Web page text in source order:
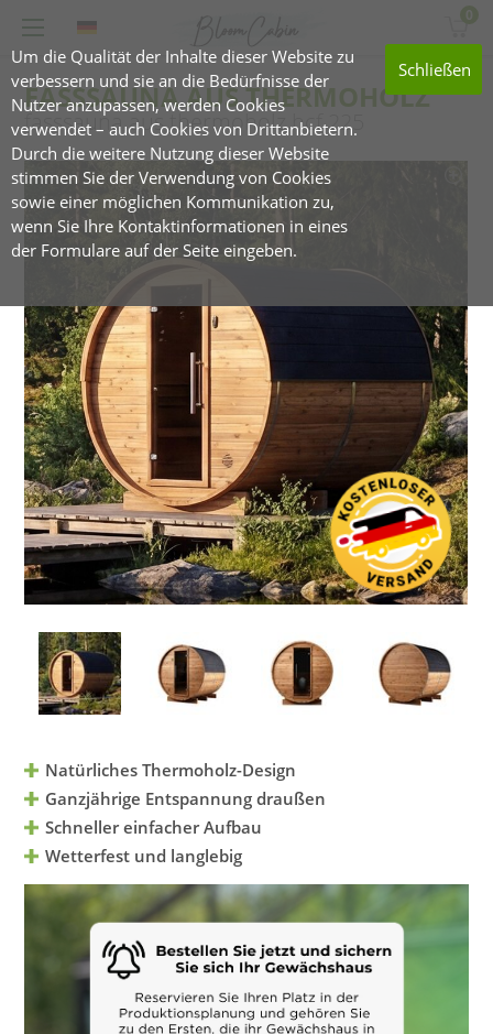
Um die Qualität der Inhalte dieser Website zu
verbessern und sie an die Bedürfnisse der
Nutzer anzupassen, werden Cookies
verwendet – auch Cookies von Drittanbietern.
Durch die weitere Nutzung dieser Website
stimmen Sie der Verwendung von Cookies
sowie einer möglichen Kommunikation zu,
wenn Sie Ihre Kontaktinformationen in eines
der Formulare auf der Seite eingeben.
Schließen
0
FASSSAUNA AUS THERMOHOLZ
fasssauna aus thermoholz hcf 225
Natürliches Thermoholz-Design
Ganzjährige Entspannung draußen
Schneller einfacher Aufbau
Wetterfest und langlebig